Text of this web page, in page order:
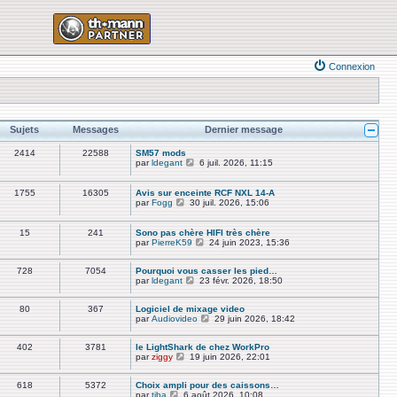
Connexion
Sujets Messages Dernier message
2414 22588
SM57 mods
parldegant
V
i
r
l
d
e
r
n
i
e
e
s
s
g
e
6 juil. 2026, 11:15
1755 16305
Avis sur enceinte RCF NXL 14-A
parFogg
V
i
r
l
d
e
r
i
e
r
e
s
s
g
e
30 juil. 2026, 15:06
15 241
Sono pas chère HIFI très chère
parPierreK59
V
i
r
l
d
e
r
i
e
r
s
24 juin 2023, 15:36
728 7054
Pourquoi vous casser les pied…
parldegant
V
i
r
l
d
e
r
i
e
23 févr. 2026, 18:50
80 367
Logiciel de mixage video
parAudiovideo
V
i
r
l
d
e
29 juin 2026, 18:42
402 3781
le LightShark de chez WorkPro
parziggy
V
i
r
l
19 juin 2026, 22:01
618 5372
Choix ampli pour des caissons…
partiba
V6 août 2026, 10:08